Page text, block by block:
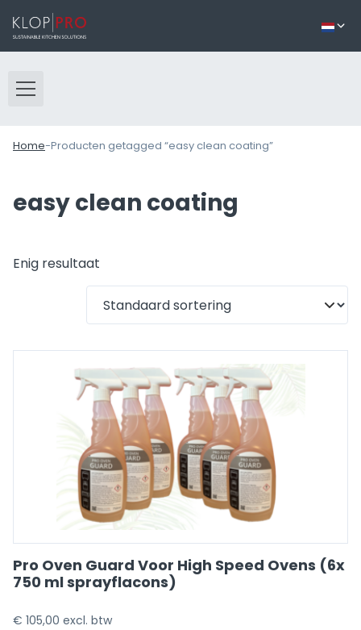
Home-Producten getagged “easy clean coating”
easy clean coating
Enig resultaat
Pro Oven Guard Voor High Speed Ovens (6x
750 ml sprayflacons)
€ 105,00 excl. btw